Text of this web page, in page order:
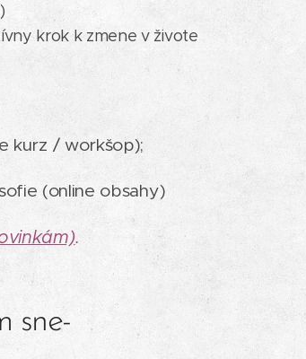
krok k zmene v živote
kurz / workšop);
(online obsahy)
.
sne-